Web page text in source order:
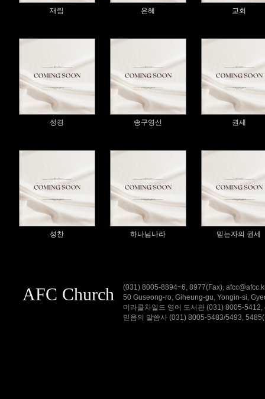
재림 은혜 교회
성경 송구영신 권세
성찬 하나님나라 믿는자의 권세
AFC Church
(031) 8005-8894~6, 8977(Fax),
50 Guseong-ro, Giheung-gu, Yongin-si,
미라클차일드 영어 도서관 (031) 8005-
믿음의 말씀사 (031) 8005-5483/5493,